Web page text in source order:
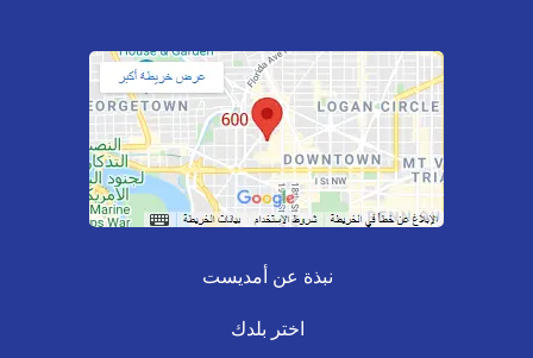
نبذة عن أمديست
اختر بلدك